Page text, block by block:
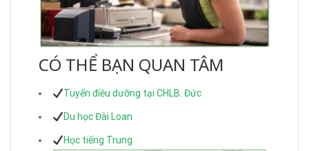
CÓ THỂ BẠN QUAN TÂM
Tuyển điều dưỡng tại CHLB. Đức
Du học Đài Loan
Học tiếng Trung